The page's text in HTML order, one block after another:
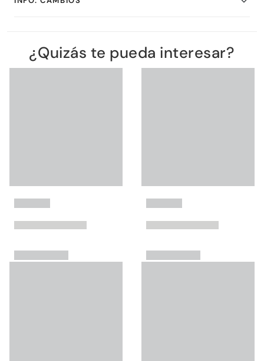
¿Quizás te pueda interesar?